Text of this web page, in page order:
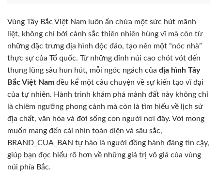
Vùng Tây Bắc Việt Nam luôn ẩn chứa một sức hút mãnh
liệt, không chỉ bởi cảnh sắc thiên nhiên hùng vĩ mà còn từ
những đặc trưng địa hình độc đáo, tạo nên một “nóc nhà”
thực sự của Tổ quốc. Từ những đỉnh núi cao chót vót đến
thung lũng sâu hun hút, mỗi ngóc ngách của địa hình Tây
Bắc Việt Nam đều kể một câu chuyện về sự kiến tạo vĩ đại
của tự nhiên. Hành trình khám phá mảnh đất này không chỉ
là chiêm ngưỡng phong cảnh mà còn là tìm hiểu về lịch sử
địa chất, văn hóa và đời sống con người nơi đây. Với mong
muốn mang đến cái nhìn toàn diện và sâu sắc,
BRAND_CUA_BAN tự hào là người đồng hành đáng tin cậy,
giúp bạn đọc hiểu rõ hơn về những giá trị vô giá của vùng
núi phía Bắc.